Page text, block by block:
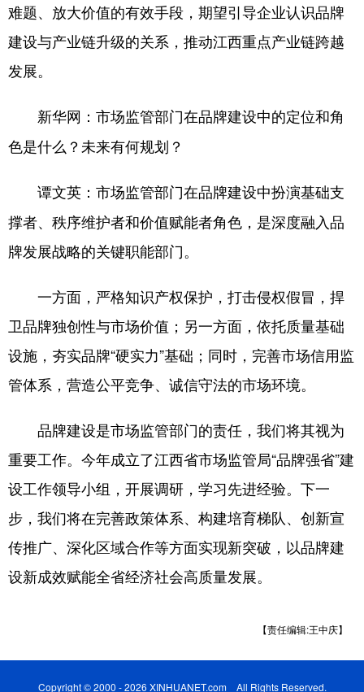
难题、放大价值的有效手段，期望引导企业认识品牌
建设与产业链升级的关系，推动江西重点产业链跨越
发展。
新华网 ：市场监管部门在品牌建设中的定位和角
色是什么？未来有何规划？
谭文英 ：市场监管部门在品牌建设中扮演基础支
撑者、秩序维护者和价值赋能者角色，是深度融入品
牌发展战略的关键职能部门。
一方面，严格知识产权保护，打击侵权假冒，捍
卫品牌独创性与市场价值；另一方面，依托质量基础
设施，夯实品牌“硬实力”基础；同时，完善市场信用监
管体系，营造公平竞争、诚信守法的市场环境。
品牌建设是市场监管部门的责任，我们将其视为
重要工作。今年成立了江西省市场监管局“品牌强省”建
设工作领导小组，开展调研，学习先进经验。下一
步，我们将在完善政策体系、构建培育梯队、创新宣
传推广、深化区域合作等方面实现新突破，以品牌建
设新成效赋能全省经济社会高质量发展。
【责任编辑:王中庆】
Copyright © 2000 - 2026 XINHUANET.com All Rights Reserved.